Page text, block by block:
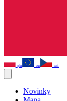
pln eur czk
Novinky